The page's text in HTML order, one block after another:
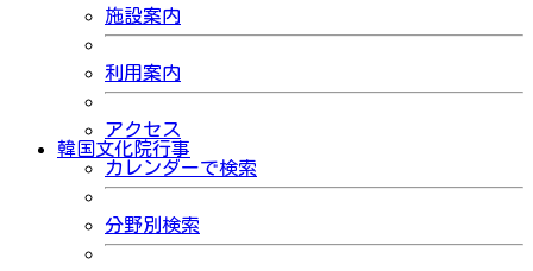
施設案内
利用案内
アクセス
韓国文化院行事
カレンダーで検索
分野別検索